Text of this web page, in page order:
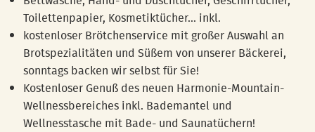
Toilettenpapier, Kosmetiktücher... inkl.
kostenloser Brötchenservice mit großer Auswahl an
Brotspezialitäten und Süßem von unserer Bäckerei,
sonntags backen wir selbst für Sie!
Kostenloser Genuß des neuen Harmonie-Mountain-
Wellnessbereiches inkl. Bademantel und
Wellnesstasche mit Bade- und Saunatüchern!